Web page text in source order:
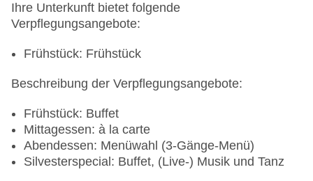
Ihre Unterkunft bietet folgende
Verpflegungsangebote:
Frühstück: Frühstück
Beschreibung der Verpflegungsangebote:
Frühstück: Buffet
Mittagessen: à la carte
Abendessen: Menüwahl (3-Gänge-Menü)
Silvesterspecial: Buffet, (Live-) Musik und Tanz